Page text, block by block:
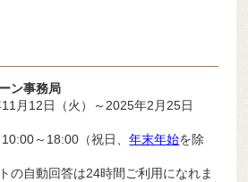
ン事務局
月12日（火）～2025年2月25日
～18:00（祝日、年末年始を除
の自動回答は24時間ご利用になれま